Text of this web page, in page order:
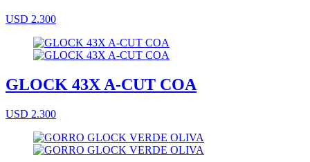
USD 2.300
GLOCK 43X A-CUT COA
USD 2.300